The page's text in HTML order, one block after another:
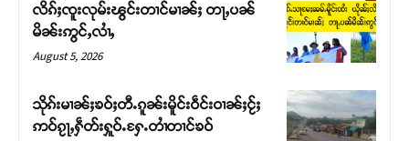
ဝ်ႇၽူႈတွႆႇႁွၵ်ႈ လႆႈယူႇၶႃႈဢေႃႈ။
လိၵ်ႈၸူးလုမ်းၽွင်းတၢင်မၢၼ်ႈ တႃႇပၼ်
မိၼ်းဢွင်ႇလၢႆႇ
August 5, 2026
သိုၵ်းမၢၼ်ႈၶဝ်ႈတီႉၵူၼ်းမိူင်းဝဵင်းဝၢၼ်ႈငႂ်ႈ
ဢဝ်ၵႂႃႇႁဵတ်းႁူဝ်ႉႁႄႉတၢႆတၢင်ၶဝ်